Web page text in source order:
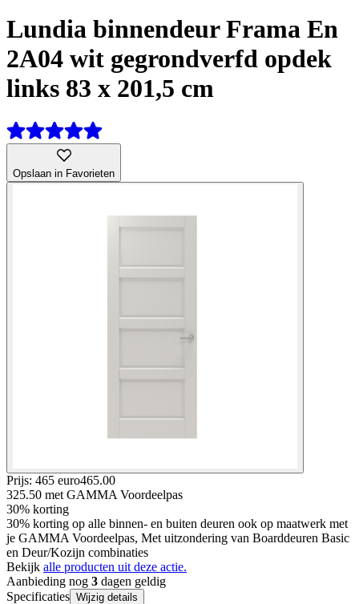
Lundia binnendeur Frama En
2A04 wit gegrondverfd opdek
links 83 x 201,5 cm
Opslaan in Favorieten
Prijs: 465 euro465.00
325.50 met GAMMA Voordeelpas
30% korting
30% korting op alle binnen- en buiten deuren ook op maatwerk met
je GAMMA Voordeelpas, Met uitzondering van Boarddeuren Basic
en Deur/Kozijn combinaties
Bekijk alle producten uit deze actie.
Aanbieding nog 3 dagen geldig
Specificaties Wijzig details